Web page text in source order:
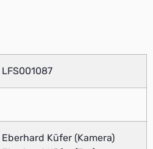
LFS001087
Eberhard Küfer (Kamera)